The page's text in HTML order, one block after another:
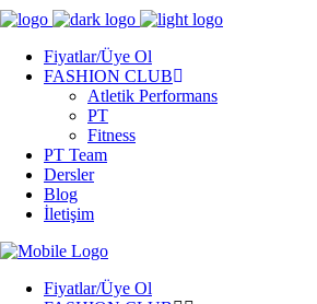
Fiyatlar/Üye Ol
FASHION CLUB
Atletik Performans
PT
Fitness
PT Team
Dersler
Blog
İletişim
Fiyatlar/Üye Ol